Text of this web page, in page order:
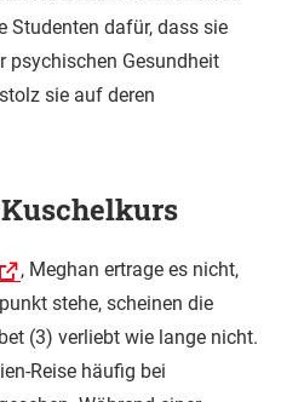
dafür, dass sie
psychischen Gesundheit
sie auf deren
, Meghan ertrage es nicht,
stehe, scheinen die
(3) verliebt wie lange nicht.
Reise häufig bei